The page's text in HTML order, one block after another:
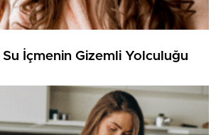
Su İçmenin Gizemli Yolculuğu